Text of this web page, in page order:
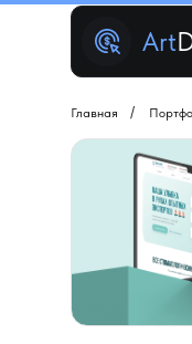
Art
/
Главная